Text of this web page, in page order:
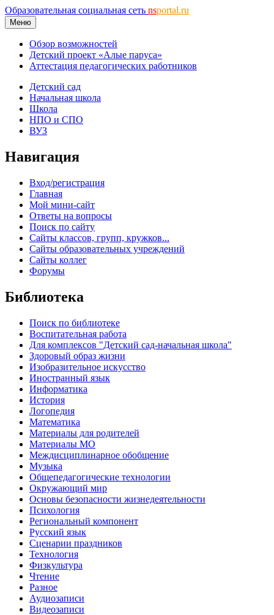
Образовательная социальная сеть nsportal.ru
Меню
Обзор возможностей
Детский проект «Алые паруса»
Аттестация педагогических работников
Детский сад
Начальная школа
Школа
НПО и СПО
ВУЗ
Навигация
Вход/регистрация
Главная
Мой мини-сайт
Ответы на вопросы
Поиск по сайту
Сайты классов, групп, кружков...
Сайты образовательных учреждений
Сайты коллег
Форумы
Библиотека
Поиск по библиотеке
Воспитательная работа
Для комплексов "Детский сад-начальная школа"
Здоровый образ жизни
Изобразительное искусство
Иностранный язык
Информатика
История
Логопедия
Математика
Материалы для родителей
Материалы МО
Междисциплинарное обобщение
Музыка
Общепедагогические технологии
Окружающий мир
Основы безопасности жизнедеятельности
Психология
Региональный компонент
Русский язык
Сценарии праздников
Технология
Физкультура
Чтение
Разное
Аудиозаписи
Видеозаписи